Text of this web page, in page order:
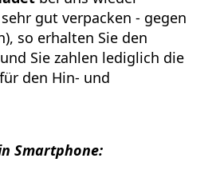
gut verpacken - gegen
so erhalten Sie den
Sie zahlen lediglich die
den Hin- und
Smartphone: